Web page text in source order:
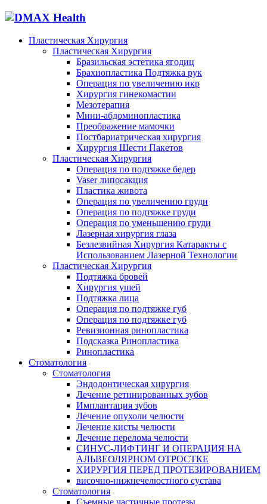
Пластическая Хирургия
Пластическая Хирургия
Бразильская эстетика ягодиц
Брахиопластика Подтяжка рук
Операция по увеличению икр
Хирургия гинекомастии
Мезотерапия
Мини-абдоминопластика
Преображение мамочки
Постбариатрическая хирургия
Хирургия Шести Пакетов
Пластическая Хирургия
Операция по подтяжке бедер
Vaser липосакция
Пластика живота
Операция по увеличению груди
Операция по подтяжке груди
Операция по уменьшению груди
Лазерная хирургия глаза
Безлезвийная Хирургия Катаракты с
Использованием Лазерной Технологии
Пластическая Хирургия
Подтяжка бровей
Хирургия ушей
Подтяжка лица
Операция по подтяжке губ
Операция по подтяжке губ
Ревизионная ринопластика
Подсказка Ринопластика
Ринопластика
Стоматология
Стоматология
Эндодонтическая хирургия
Лечение ретинированных зубов
Имплантация зубов
Лечение опухоли челюсти
Лечение кисты челюсти
Лечение перелома челюсти
СИНУС-ЛИФТИНГ И ОПЕРАЦИЯ НА
АЛЬВЕОЛЯРНОМ ОТРОСТКЕ
ХИРУРГИЯ ПЕРЕД ПРОТЕЗИРОВАНИЕМ
височно-нижнечелюстного сустава
Стоматология